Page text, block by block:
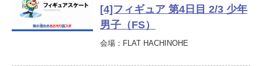
競技別
[4]フィギュア 第4日目 2/3 少年
男子（FS）
会場：FLAT HACHINOHE